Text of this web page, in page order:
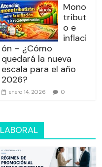
Mono
tribut
o e
inflaci
ón – ¿Cómo
quedará la nueva
escala para el año
2026?
enero 14, 2026 0
LABORAL